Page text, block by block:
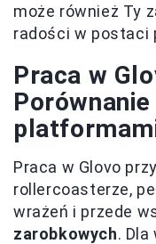
może również Ty
radości w postaci
Praca w
Praca w Glovo
rollercoasterze,
wrażeń i przede
zarobkowych. Dla